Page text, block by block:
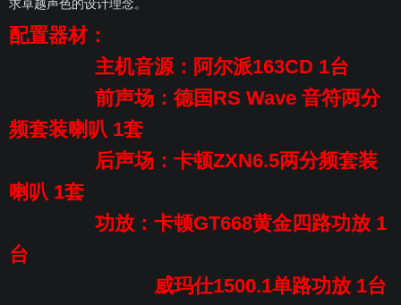
求卓越声色的设计理念。
配置器材：
主机音源：阿尔派163CD 1台
前声场：德国RS Wave 音符两分
频套装喇叭 1套
后声场：卡顿ZXN6.5两分频套装
喇叭 1套
功放：卡顿GT668黄金四路功放 1
台
威玛仕1500.1单路功放 1台